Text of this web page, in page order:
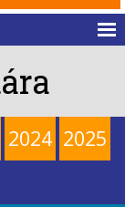
2024 2025